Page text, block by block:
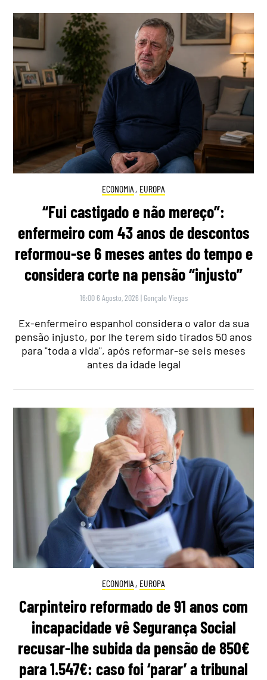
ECONOMIA , EUROPA
“Fui castigado e não mereço”:
enfermeiro com 43 anos de descontos
reformou-se 6 meses antes do tempo e
considera corte na pensão “injusto”
16:00 6 Agosto, 2026 | Gonçalo Viegas
Ex-enfermeiro espanhol considera o valor da sua
pensão injusto, por lhe terem sido tirados 50 anos
para "toda a vida", após reformar-se seis meses
antes da idade legal
ECONOMIA , EUROPA
Carpinteiro reformado de 91 anos com
incapacidade vê Segurança Social
recusar-lhe subida da pensão de 850€
para 1.547€: caso foi ‘parar’ a tribunal